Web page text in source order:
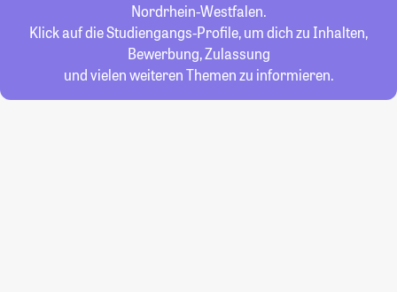
Nordrhein-Westfalen.
Klick auf die Studiengangs-Profile, um dich zu Inhalten,
Bewerbung, Zulassung
und vielen weiteren Themen zu informieren.